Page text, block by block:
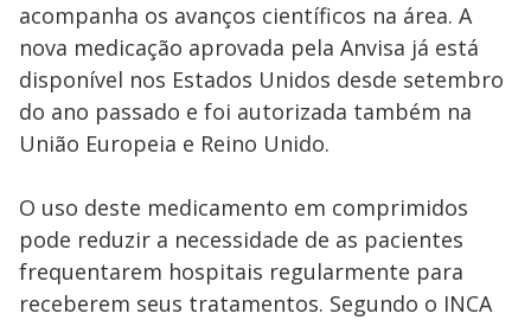
acompanha os avanços científicos na área. A
nova medicação aprovada pela Anvisa já está
disponível nos Estados Unidos desde setembro
do ano passado e foi autorizada também na
União Europeia e Reino Unido.
O uso deste medicamento em comprimidos
pode reduzir a necessidade de as pacientes
frequentarem hospitais regularmente para
receberem seus tratamentos. Segundo o INCA